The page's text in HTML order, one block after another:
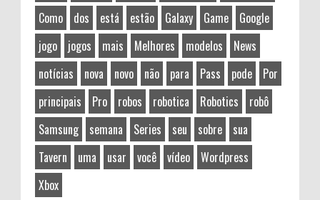
Como
dos está estão Galaxy Game
Google
jogo
jogos mais Melhores modelos
News
notícias
nova novo não para Pass pode
Por
principais
Pro robos robotica Robotics
robô
Samsung
semana Series seu sobre
sua
Tavern
uma usar você vídeo
Wordpress
Xbox